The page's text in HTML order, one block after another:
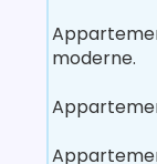
moderne.